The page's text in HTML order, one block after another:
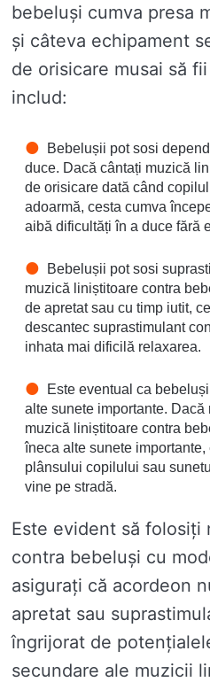
bebeluși cumva presa
și câteva echipament
de orisicare musai să
includ:
Bebelușii pot sosi
duce. Dacă cântați muzică
de orisicare dată când
adoarmă, cesta cumva
aibă dificultăți în a duce fără
Bebelușii pot sosi
muzică liniștitoare contra
de apretat sau cu timp iutit,
descantec suprastimulant
inhata mai dificilă relaxarea.
Este eventual ca
alte sunete importante.
muzică liniștitoare contra
îneca alte sunete importante,
plânsului copilului sau
vine pe stradă.
Este evident să folosiți
contra bebeluși cu
asigurați că acordeon
apretat sau
îngrijorat de
secundare ale muzicii